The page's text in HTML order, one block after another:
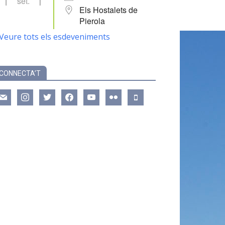
Els Hostalets de
Pierola
tots els esdeveniments
instagramtwitter facebookyoutube flickr mobile